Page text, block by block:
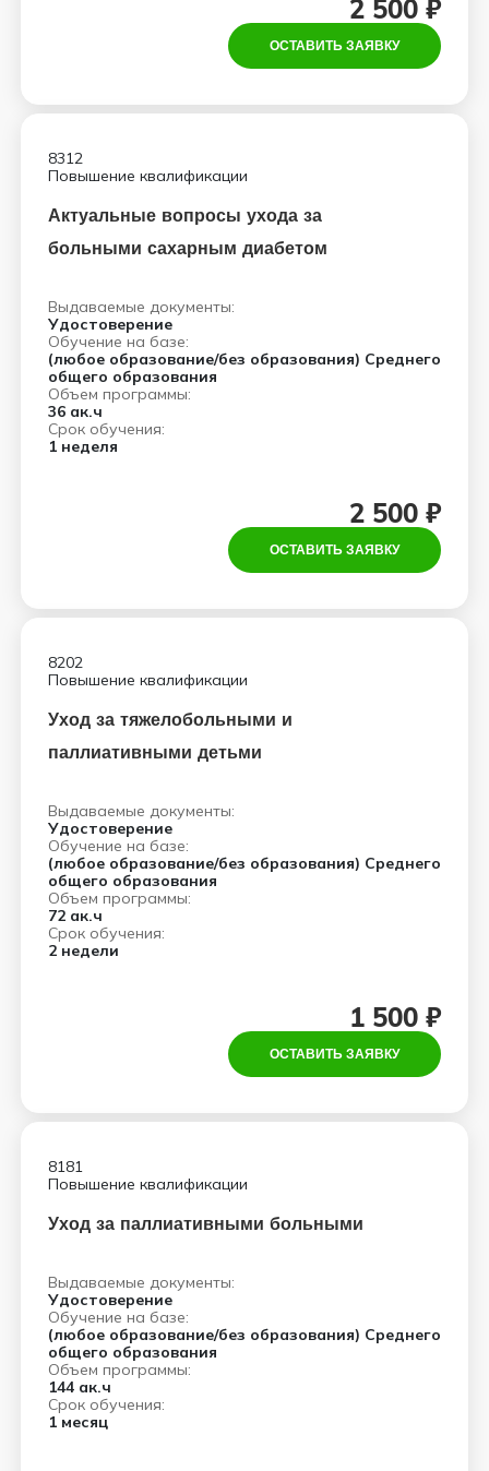
2 500 ₽
ОСТАВИТЬ ЗАЯВКУ
Повышение квалификации
8312
Актуальные вопросы ухода за
больными сахарным диабетом
Выдаваемые документы:
Удостоверение
Обучение на базе:
(любое образование/без образования) Среднего
общего образования
Объем программы:
36 ак.ч
Срок обучения:
1 неделя
2 500 ₽
ОСТАВИТЬ ЗАЯВКУ
Повышение квалификации
8202
Уход за тяжелобольными и
паллиативными детьми
Выдаваемые документы:
Удостоверение
Обучение на базе:
(любое образование/без образования) Среднего
общего образования
Объем программы:
72 ак.ч
Срок обучения:
2 недели
1 500 ₽
ОСТАВИТЬ ЗАЯВКУ
Повышение квалификации
8181
Уход за паллиативными больными
Выдаваемые документы:
Удостоверение
Обучение на базе:
(любое образование/без образования) Среднего
общего образования
Объем программы:
144 ак.ч
Срок обучения:
1 месяц